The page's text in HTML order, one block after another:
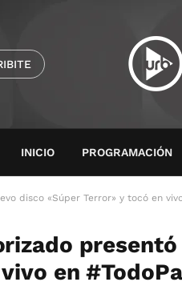
INICIO PROGRAMACIÓN
disco «Súper Terror» y tocó en
en